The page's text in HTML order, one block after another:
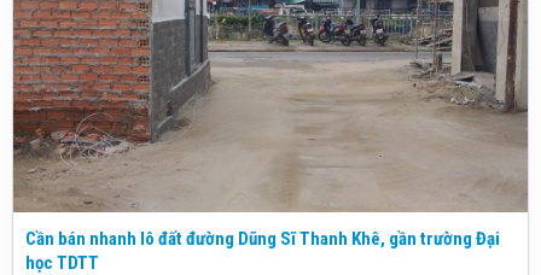
Cần bán nhanh lô đất đường Dũng Sĩ Thanh Khê, gần trường Đại
học TDTT